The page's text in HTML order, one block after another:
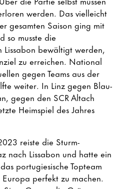
werden. Das vielleicht
gesamten Saison ging mit
so musste die
Lissabon bewältigt werden,
zu erreichen. National
gegen Teams aus der
weiter. In Linz gegen Blau-
gegen den SCR Altach
Heimspiel des Jahres
reiste die Sturm-
nach Lissabon und hatte ein
portugiesische Topteam
perfekt zu machen.